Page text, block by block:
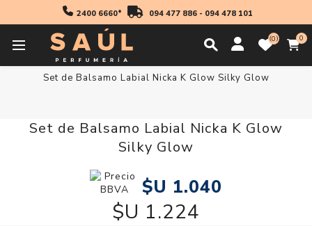
2400 6660* 094 477 886- 094 478 101
0 0
Inicio
Set de Balsamo Labial Nicka K Glow Silky Glow
Set de Balsamo Labial Nicka K Glow
Silky Glow
$U 1.040
$U 1.224